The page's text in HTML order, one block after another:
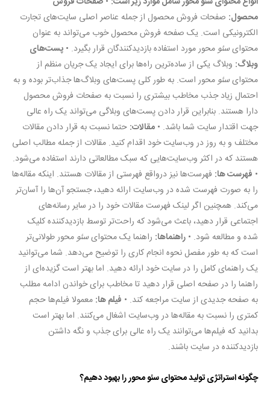
محصول:صفحات فروش محصول از جمله عناصر اصلی سایت‌های تجارت
الکترونیکی است. یک صفحه فروش محصول خوب می‌تواند به عنوان
محتوایسئومحور مورد استفاده بازدیدکنندگان قرار بگیرد. • پست‌های
وبلاگ:وبلاگ یکی از ساده‌ترین راه‌ها برای ایجاد یک جریان منظم از
محتوایسئومحور است. به طور کلی پست‌های وبلاگ‌ها جذاب‌تر بوده و به
احتمال زیاد جذب مخاطب بیشتری را نسبت به صفحات فروش محصول
دارا هستند. بنابراین قرار دادن پست‌های وبلاگی می‌تواند یک راه عالی
جهت اقتدار سایت شما باشد. • مقالات:حتما نسبت به قرار دادن مقالات
مختلف و به روز در وب‌سایت خود اقدام کنید. مقالات از جمله مطالب اصلی
هستند که در اکثر وب‌سایت‌هایی که سبک مطالعاتی دارند استفاده می‌شود.
• فهرست ها:فهرست‌ها نیز درواقع فهرستی از مقالات هستند. اینکه مقاله‌ها
را به صورت فهرست شده در وب‌سایت ارائه دهید، جستجو آن‌ها را آسان‌تر
می‌کند. همچنین اگر لینک فهرست مقالات خود را در سایر رسانه‌های
اجتماعی قرار دهید، باعث می‌شود که راحت‌تر توسط بازدیدکننده کلیک
شده و مطالعه شود. • راهنماها:راهنما یک محتوایسئومحور طولانی‌تر
است که به طور مفصل نحوه انجام کاری را توضیح می‌دهد. شما می‌توانید
یک راهنمای کامل را در سایت خود ارائه دهید. اما بهتر است گزیده‌ای از
راهنما را در صفحه اصلی قرار دهید تا مخاطب برای خواندن ادامه مطلب
به صفحه جدیدی از سایت مراجعه کند. • فیلم ها:معمولا فیلم‌ها حجم
کمتری را نسبت به مقاله‌ها در وب‌سایت اشغال می‌کنند. اما بهتر است
بدانید که فیلم‌ها می‌توانند یک راه عالی برای جذب و نگه داشتن
بازدیدکننده در سایت باشند.
چگونه استراتژی تولید محتوای سئو محور را بهبود دهیم؟